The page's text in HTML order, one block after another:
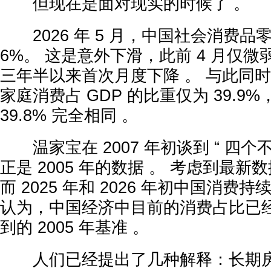
但现在是面对现实的时候了 。
2026 年 5 月，中国社会消费品零
6%。 这是意外下滑，此前 4 月仅微
三年半以来首次月度下降 。 与此同
家庭消费占 GDP 的比重仅为 39.9%
39.8% 完全相同 。
温家宝在 2007 年初谈到 “ 四个不
正是 2005 年的数据 。 考虑到最新
而 2025 年和 2026 年初中国消费持
认为，中国经济中目前的消费占比已
到的 2005 年基准 。
人们已经提出了几种解释：长期